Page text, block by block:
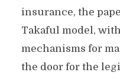
insurance, the
Takaful model,
mechanisms for
the door for the